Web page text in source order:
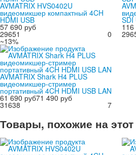
AVMATRIX HVS0402U
видеомикшер компактный 4CH
HDMI USB
57 690 руб
0
29651
SDI
116
~13%
AVMATRIX Shark H4 PLUS
видеомикшер-стример
портативный 4CH HDMI USB LAN
61 690 руб71 490 руб
7
31638
Товары, похожие на этот